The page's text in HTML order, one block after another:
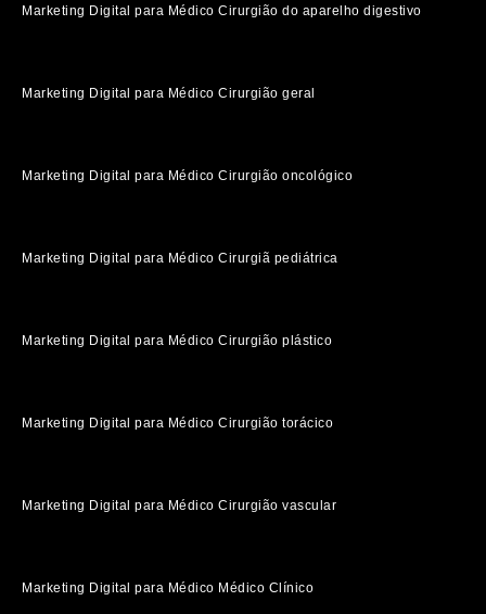
Marketing Digital para Médico Cirurgião do aparelho digestivo
Marketing Digital para Médico Cirurgião geral
Marketing Digital para Médico Cirurgião oncológico
Marketing Digital para Médico Cirurgiã pediátrica
Marketing Digital para Médico Cirurgião plástico
Marketing Digital para Médico Cirurgião torácico
Marketing Digital para Médico Cirurgião vascular
Marketing Digital para Médico Médico Clínico